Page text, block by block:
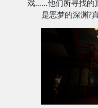
戏……他们所寻找的
是恶梦的深渊?